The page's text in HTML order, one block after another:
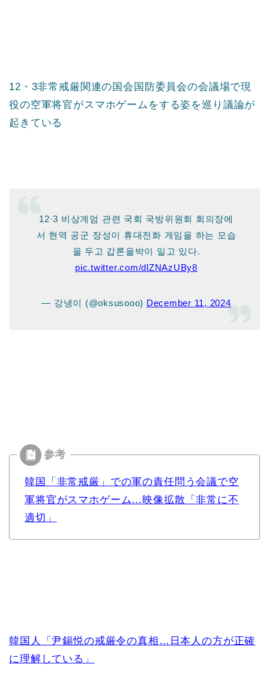
12・3非常戒厳関連の国会国防委員会の会議場で現
役の空軍将官がスマホゲームをする姿を巡り議論が
起きている
12·3 비상계엄 관련 국회 국방위원회 회의장에
서 현역 공군 장성이 휴대전화 게임을 하는 모습
을 두고 갑론을박이 일고 있다.
pic.twitter.com/dlZNAzUBy8
— 강냉이 (@oksusooo) December 11, 2024
韓国「非常戒厳」での軍の責任問う会議で空
軍将官がスマホゲーム…映像拡散「非常に不
適切」
韓国人「尹錫悦の戒厳令の真相…日本人の方が正確
に理解している」